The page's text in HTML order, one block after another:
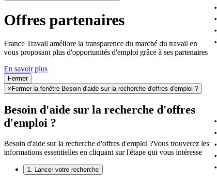
Offres partenaires
France Travail améliore la transparence du marché du travail en
vous proposant plus d'opportunités d'emploi grâce à ses partenaires
En savoir plus
Fermer
× Fermer la fenêtre Besoin d'aide sur la recherche d'offres d'emploi ?
Besoin d'aide sur la recherche d'offres
d'emploi ?
Besoin d'aide sur la recherche d'offres d'emploi ?Vous trouverez les
informations essentielles en cliquant sur l'étape qui vous intéresse
1. Lancer votre recherche